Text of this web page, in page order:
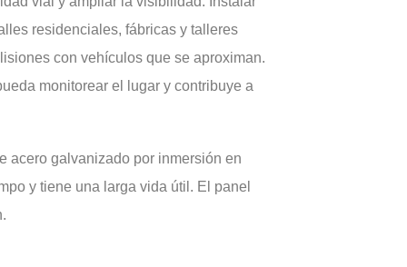
residenciales, fábricas y talleres
con vehículos que se aproximan.
monitorear el lugar y contribuye a
acero galvanizado por inmersión en
y tiene una larga vida útil. El panel